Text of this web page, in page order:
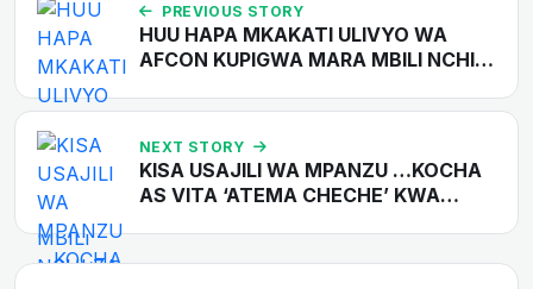
PREVIOUS STORY
HUU HAPA MKAKATI ULIVYO WA
AFCON KUPIGWA MARA MBILI NCHI…
NEXT STORY
KISA USAJILI WA MPANZU …KOCHA
AS VITA ‘ATEMA CHECHE’ KWA…